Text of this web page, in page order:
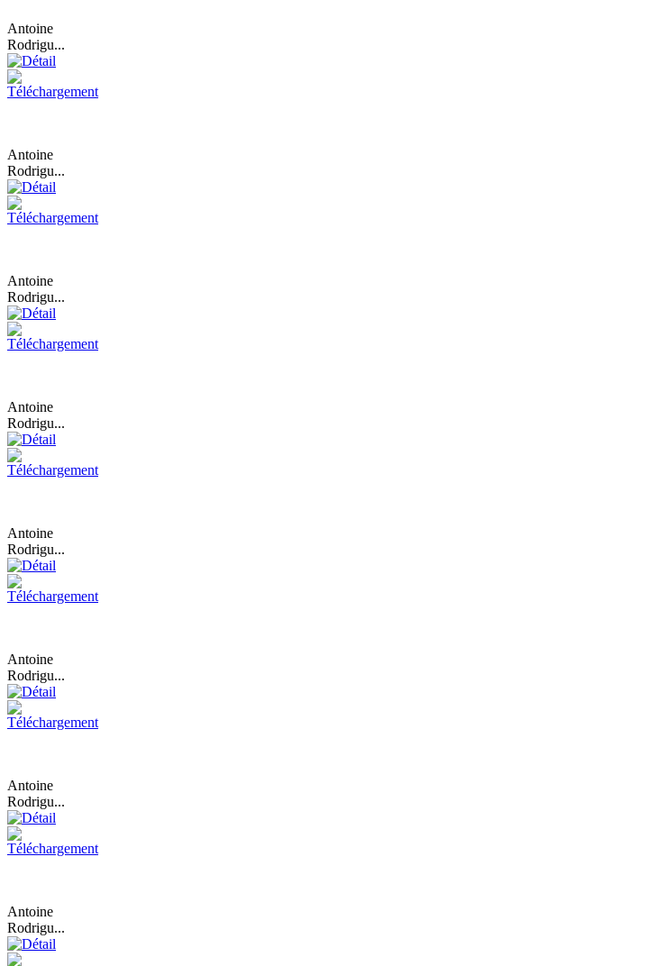
Antoine
Rodrigu...
Antoine
Rodrigu...
Antoine
Rodrigu...
Antoine
Rodrigu...
Antoine
Rodrigu...
Antoine
Rodrigu...
Antoine
Rodrigu...
Antoine
Rodrigu...